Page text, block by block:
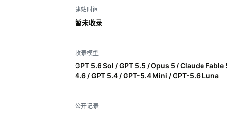
建站时间
暂未收录
收录模型
GPT 5.6 Sol / GPT 5.5 / Opus 5 / Claude
4.6 / GPT 5.4 / GPT-5.4 Mini / GPT-5.6 Luna
公开记录